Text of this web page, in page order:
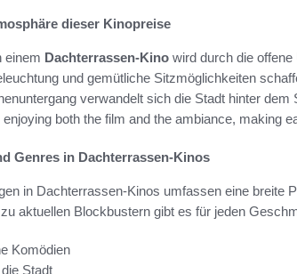
dieser Kinopreise
einem Dachterrassen-Kino wird durch die
und gemütliche Sitzmöglichkeiten
verwandelt sich die Stadt hinter
both the film and the ambiance, making
Genres in Dachterrassen-Kinos
in Dachterrassen-Kinos umfassen eine breite
aktuellen Blockbustern gibt es für jeden
Komödien
Stadt